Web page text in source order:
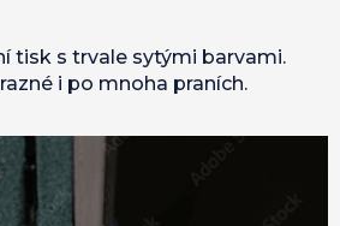
tisk s trvale sytými barvami.
i po mnoha praních.